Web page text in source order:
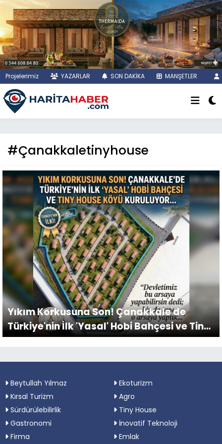
Projelerimiz YAZARLAR SON DAKİKA MANŞETLER
#Çanakkaletinyhouse
Yıkım Korkusuna Son! Çanakkale'de
Türkiye'nin İlk 'Yasal' Hobi Bahçesi ve Tiny
House Köyü Kuruluyor
Beytullah Yılmaz
Ekoturizm
Kırsal Turizm
Agro
Sürdürülebilirlik
Tiny House
Gastronomi
İnovatif Teknoloji
Firma
Emlak